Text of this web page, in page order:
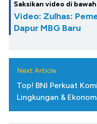
Saksikan video di
Video: Zulhas:
Dapur MBG Baru
Next Article
Top! BNI Perkuat
Lingkungan &